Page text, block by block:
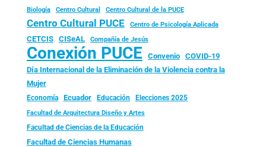
Biología
Centro Cultural Centro Cultural de la PUCE
Centro Cultural PUCE Centro de Psicología Aplicada
CETCIS CISeAL Compañía de Jesús
Conexión PUCE Convenio
COVID-19
Día Internacional de la Eliminación de la Violencia contra la
Mujer
Economía Ecuador Educación Elecciones 2025
Facultad de Arquitectura Diseño y Artes
Facultad de Ciencias de la Educación
Facultad de Ciencias Humanas